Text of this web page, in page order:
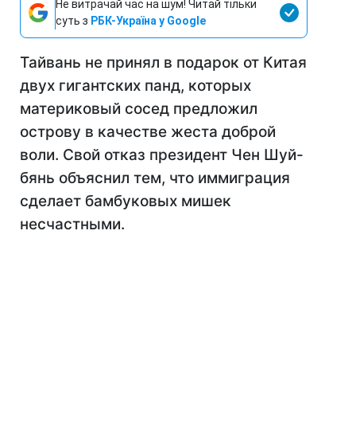
Не витрачай час на шум! Читай тільки
суть з РБК-Україна у Google
Тайвань не принял в подарок от Китая
двух гигантских панд, которых
материковый сосед предложил
острову в качестве жеста доброй
воли. Свой отказ президент Чен Шуй-
бянь объяснил тем, что иммиграция
сделает бамбуковых мишек
несчастными.